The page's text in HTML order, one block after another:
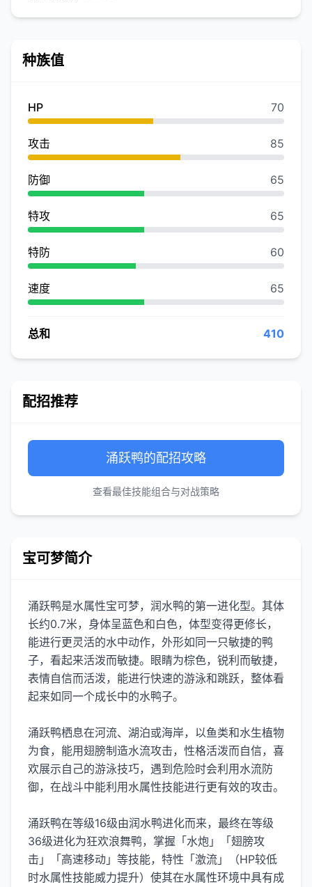
种族值
HP 70
攻击 85
防御 65
特攻 65
特防 60
速度 65
总和 410
配招推荐
涌跃鸭的配招攻略
查看最佳技能组合与对战策略
宝可梦简介
涌跃鸭是水属性宝可梦，润水鸭的第一进化型。其体
长约0.7米，身体呈蓝色和白色，体型变得更修长，
能进行更灵活的水中动作，外形如同一只敏捷的鸭
子，看起来活泼而敏捷。眼睛为棕色，锐利而敏捷，
表情自信而活泼，能进行快速的游泳和跳跃，整体看
起来如同一个成长中的水鸭子。
涌跃鸭栖息在河流、湖泊或海岸，以鱼类和水生植物
为食，能用翅膀制造水流攻击，性格活泼而自信，喜
欢展示自己的游泳技巧，遇到危险时会利用水流防
御，在战斗中能利用水属性技能进行更有效的攻击。
涌跃鸭在等级16级由润水鸭进化而来，最终在等级
36级进化为狂欢浪舞鸭，掌握「水炮」「翅膀攻
击」「高速移动」等技能，特性「激流」（HP较低
时水属性技能威力提升）使其在水属性环境中具有成